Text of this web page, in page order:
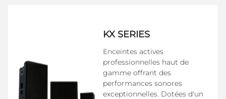
KX SERIES
Enceintes actives
professionnelles haut de
gamme offrant des
performances sonores
exceptionnelles. Dotées d'un